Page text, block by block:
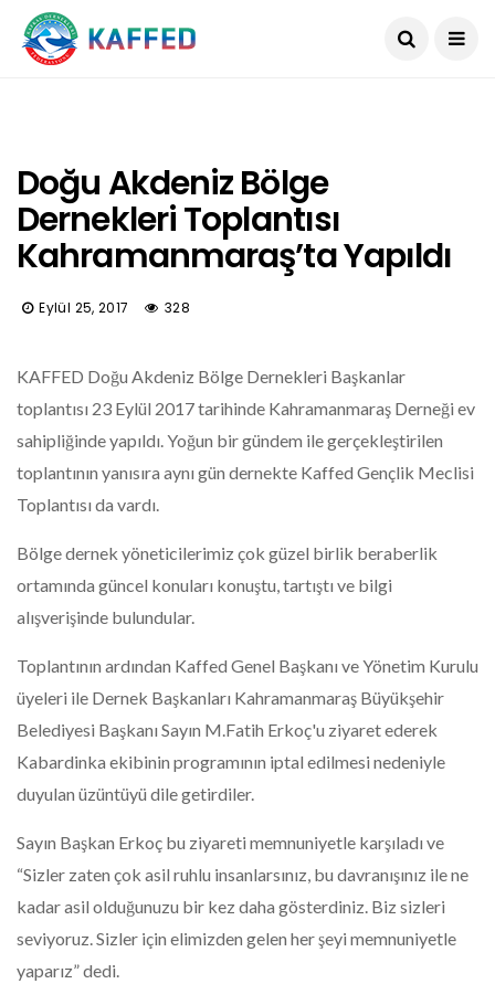
Doğu Akdeniz Bölge
Dernekleri Toplantısı
Kahramanmaraş’ta Yapıldı
Eylül 25, 2017 328
KAFFED Doğu Akdeniz Bölge Dernekleri Başkanlar
toplantısı 23 Eylül 2017 tarihinde Kahramanmaraş Derneği ev
sahipliğinde yapıldı. Yoğun bir gündem ile gerçekleştirilen
toplantının yanısıra aynı gün dernekte Kaffed Gençlik Meclisi
Toplantısı da vardı.
Bölge dernek yöneticilerimiz çok güzel birlik beraberlik
ortamında güncel konuları konuştu, tartıştı ve bilgi
alışverişinde bulundular.
Toplantının ardından Kaffed Genel Başkanı ve Yönetim Kurulu
üyeleri ile Dernek Başkanları Kahramanmaraş Büyükşehir
Belediyesi Başkanı Sayın M.Fatih Erkoç'u ziyaret ederek
Kabardinka ekibinin programının iptal edilmesi nedeniyle
duyulan üzüntüyü dile getirdiler.
Sayın Başkan Erkoç bu ziyareti memnuniyetle karşıladı ve
“Sizler zaten çok asil ruhlu insanlarsınız, bu davranışınız ile ne
kadar asil olduğunuzu bir kez daha gösterdiniz. Biz sizleri
seviyoruz. Sizler için elimizden gelen her şeyi memnuniyetle
yaparız” dedi.